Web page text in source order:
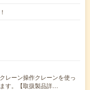
レーン操作クレーンを使っ
す。【取扱製品詳…